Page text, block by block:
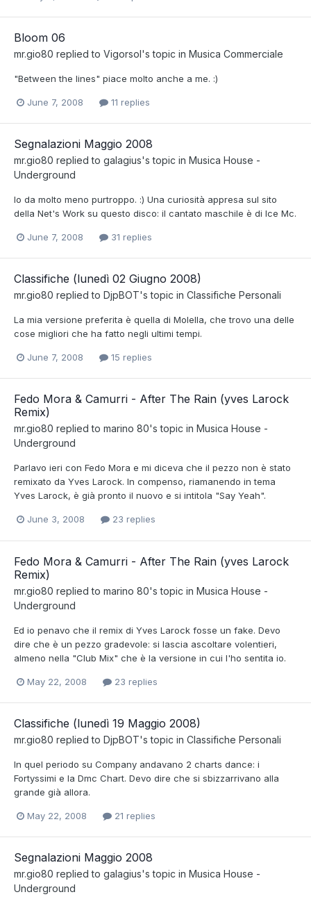
Bloom 06
mr.gio80 replied to Vigorsol's topic in Musica Commerciale
"Between the lines" piace molto anche a me. :)
June 7, 2008 11 replies
Segnalazioni Maggio 2008
mr.gio80 replied to galagius's topic in Musica House -
Underground
Io da molto meno purtroppo. :) Una curiosità appresa sul sito
della Net's Work su questo disco: il cantato maschile è di Ice Mc.
June 7, 2008 31 replies
Classifiche (lunedì 02 Giugno 2008)
mr.gio80 replied to DjpBOT's topic in Classifiche Personali
La mia versione preferita è quella di Molella, che trovo una delle
cose migliori che ha fatto negli ultimi tempi.
June 7, 2008 15 replies
Fedo Mora & Camurri - After The Rain (yves Larock
Remix)
mr.gio80 replied to marino 80's topic in Musica House -
Underground
Parlavo ieri con Fedo Mora e mi diceva che il pezzo non è stato
remixato da Yves Larock. In compenso, riamanendo in tema
Yves Larock, è già pronto il nuovo e si intitola "Say Yeah".
June 3, 2008 23 replies
Fedo Mora & Camurri - After The Rain (yves Larock
Remix)
mr.gio80 replied to marino 80's topic in Musica House -
Underground
Ed io penavo che il remix di Yves Larock fosse un fake. Devo
dire che è un pezzo gradevole: si lascia ascoltare volentieri,
almeno nella "Club Mix" che è la versione in cui l'ho sentita io.
May 22, 2008 23 replies
Classifiche (lunedì 19 Maggio 2008)
mr.gio80 replied to DjpBOT's topic in Classifiche Personali
In quel periodo su Company andavano 2 charts dance: i
Fortyssimi e la Dmc Chart. Devo dire che si sbizzarrivano alla
grande già allora.
May 22, 2008 21 replies
Segnalazioni Maggio 2008
mr.gio80 replied to galagius's topic in Musica House -
Underground